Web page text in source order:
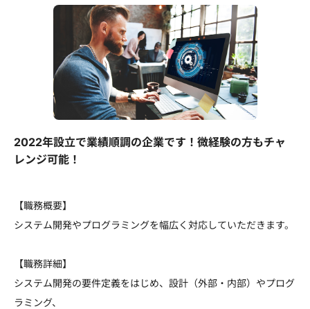
2022年設立で業績順調の企業です！微経験の方もチャ
レンジ可能！
【職務概要】
システム開発やプログラミングを幅広く対応していただきます。
【職務詳細】
システム開発の要件定義をはじめ、設計（外部・内部）やプログ
ラミング、